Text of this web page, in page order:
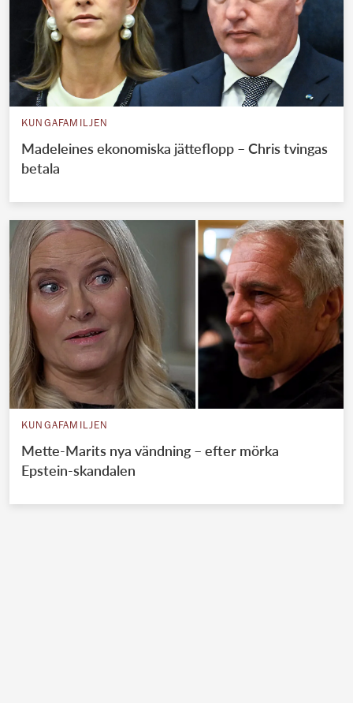
KUNGAFAMILJEN
Madeleines ekonomiska jätteflopp – Chris tvingas
betala
KUNGAFAMILJEN
Mette-Marits nya vändning – efter mörka
Epstein-skandalen